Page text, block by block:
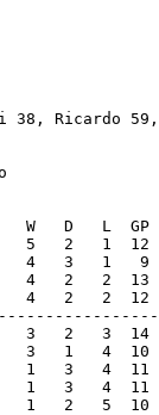
38, Ricardo
D   L  GP
2   1  12
4   3   1   9
2   2  13
2   2  12
2   3  14
1   4  10
3   4  11
3   4  11
1   2   5  10